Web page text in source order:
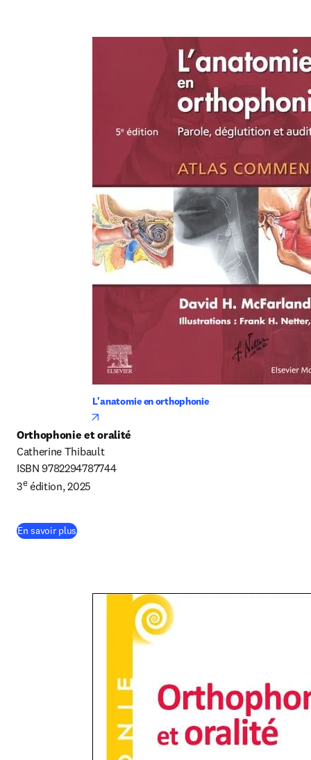
L'anatomie en orthophonie
Orthophonie et oralité
Catherine Thibault
ISBN 9782294787744
3e édition, 2025
En savoir plus(